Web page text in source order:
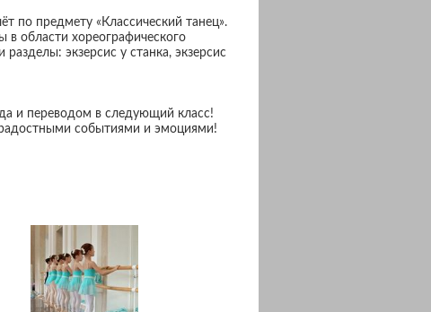
по предмету «Классический танец».
области хореографического
экзерсис у станка, экзерсис
и переводом в следующий класс!
событиями и эмоциями!